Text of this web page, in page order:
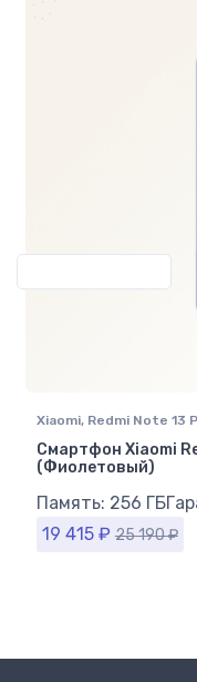
Xiaomi, Redmi Note 13
Смартфоны Xiaomi
Смартфон Xiaomi
(Фиолетовый)
Память: 256 ГБ
19 415 ₽ 25 190₽